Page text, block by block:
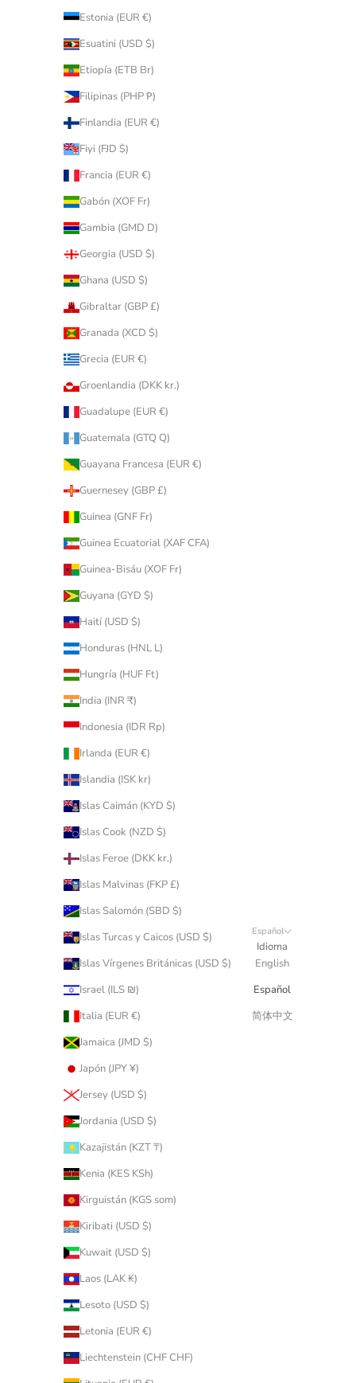
Estonia (EUR €)
Esuatini (USD $)
Etiopía (ETB Br)
Filipinas (PHP ₱)
Finlandia (EUR €)
Fiyi (FJD $)
Francia (EUR €)
Gabón (XOF Fr)
Gambia (GMD D)
Georgia (USD $)
Ghana (USD $)
Gibraltar (GBP £)
Granada (XCD $)
Grecia (EUR €)
Groenlandia (DKK kr.)
Guadalupe (EUR €)
Guatemala (GTQ Q)
Guayana Francesa (EUR €)
Guernesey (GBP £)
Guinea (GNF Fr)
Guinea Ecuatorial (XAF CFA)
Guinea-Bisáu (XOF Fr)
Guyana (GYD $)
Haití (USD $)
Honduras (HNL L)
Hungría (HUF Ft)
India (INR ₹)
Indonesia (IDR Rp)
Irlanda (EUR €)
Islandia (ISK kr)
Islas Caimán (KYD $)
Islas Cook (NZD $)
Islas Feroe (DKK kr.)
Islas Malvinas (FKP £)
Islas Salomón (SBD $)
Islas Turcas y Caicos (USD $)
Islas Vírgenes Británicas (USD $)
Israel (ILS ₪)
Italia (EUR €)
Jamaica (JMD $)
Japón (JPY ¥)
Jersey (USD $)
Jordania (USD $)
Kazajistán (KZT ₸)
Kenia (KES KSh)
Kirguistán (KGS som)
Kiribati (USD $)
Kuwait (USD $)
Laos (LAK ₭)
Lesoto (USD $)
Letonia (EUR €)
Liechtenstein (CHF CHF)
Español
Idioma
English
Español
简体中文